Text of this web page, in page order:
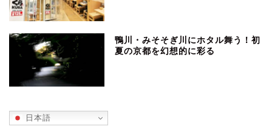
鴨川・みそそぎ川にホタル舞う！初
夏の京都を幻想的に彩る
日本語